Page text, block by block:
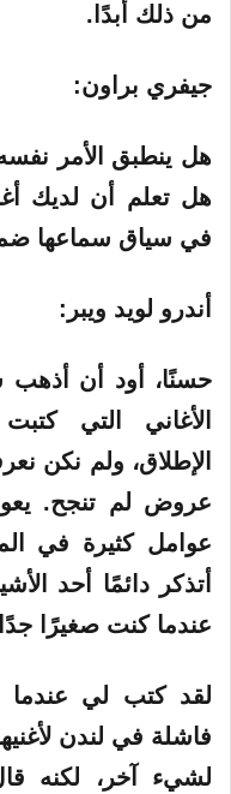
من ذلك أبدًا.
جيفري براون:
هل ينطبق الأمر
هل تعلم أن لديك
في سياق سماعها
أندرو لويد ويبر:
حسنًا، أود أن أذهب
الأغاني التي
الإطلاق، ولم نكن
عروض لم تنجح.
عوامل كثيرة في
أتذكر دائمًا أحد
عندما كنت صغيرًا
لقد كتب لي
فاشلة في لندن
لشيء آخر، لكنه